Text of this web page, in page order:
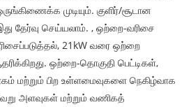
முடியும். குளிர்/சூடான
தேர்வு செய்யலாம். , ஒற்றை-வரிசை
21kW வரை ஒற்றை
ஒற்றை-தொகுதி பெட்டிகள்,
மற்றும் பிற உள்ளமைவுகளை நெகிழ்வாக
அளவுகள் மற்றும் வணிகத்